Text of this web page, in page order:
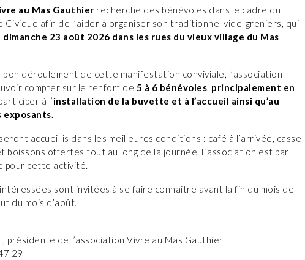
au Mas Gauthier recherche des bénévoles dans le cadre du
Civique afin de l’aider à organiser son traditionnel vide-greniers, qui
dimanche 23 août 2026 dans les rues du vieux village du Mas
bon déroulement de cette manifestation conviviale, l’association
compter sur le renfort de 5 à 6 bénévoles, principalement en
à l’installation de la buvette et à l’accueil ainsi qu’au
exposants.
accueillis dans les meilleures conditions : café à l’arrivée, casse-
boissons offertes tout au long de la journée. L’association est par
pour cette activité.
sont invitées à se faire connaître avant la fin du mois de
du mois d’août.
présidente de l’association Vivre au Mas Gauthier
29